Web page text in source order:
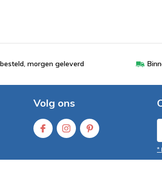
morgen geleverd
Volg ons
*